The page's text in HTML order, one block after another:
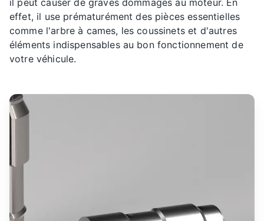
il peut causer de graves dommages au moteur. En
effet, il use prématurément des pièces essentielles
comme l'arbre à cames, les coussinets et d'autres
éléments indispensables au bon fonctionnement de
votre véhicule.